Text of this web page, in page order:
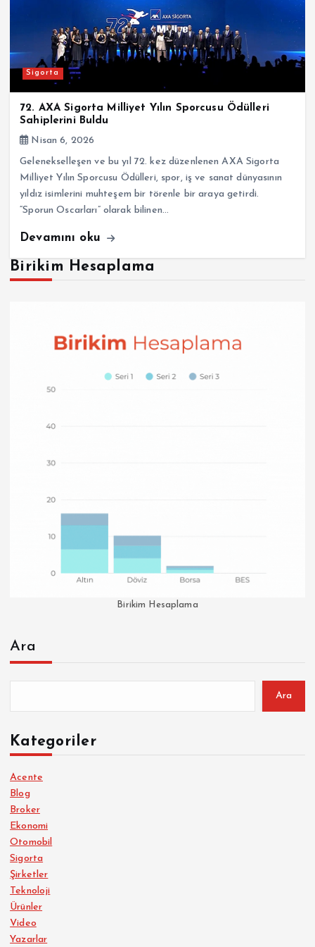
Sigorta
72. AXA Sigorta Milliyet Yılın Sporcusu Ödülleri
Sahiplerini Buldu
Nisan 6, 2026
Gelenekselleşen ve bu yıl 72. kez düzenlenen AXA Sigorta
Milliyet Yılın Sporcusu Ödülleri, spor, iş ve sanat dünyasının
yıldız isimlerini muhteşem bir törenle bir araya getirdi.
“Sporun Oscarları” olarak bilinen…
Devamını oku
Birikim Hesaplama
Birikim Hesaplama
Ara
Ara
Kategoriler
Acente
Blog
Broker
Ekonomi
Otomobil
Sigorta
Şirketler
Teknoloji
Ürünler
Video
Yazarlar